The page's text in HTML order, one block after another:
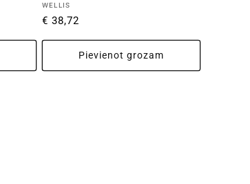
Pārdevējs:
WELLIS
Parastā
€ 38,72
Pievienot grozam